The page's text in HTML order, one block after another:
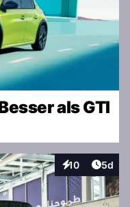
als GTI
10
Interaktionen
5d